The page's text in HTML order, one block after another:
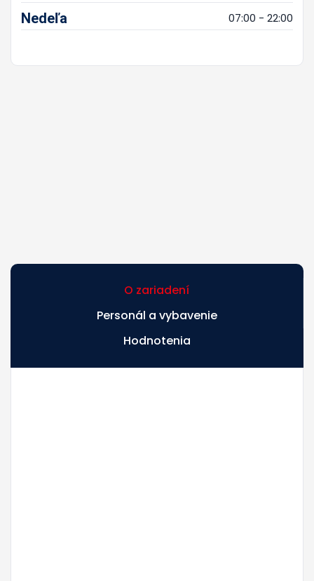
Nedeľa 07:00 - 22:00
O zariadení
Personál a vybavenie
Hodnotenia